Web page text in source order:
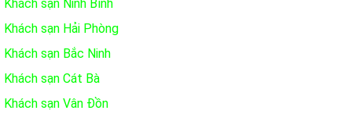
Khách sạn Ninh Bình
Khách sạn Hải Phòng
Khách sạn Bắc Ninh
Khách sạn Cát Bà
Khách sạn Vân Đồn